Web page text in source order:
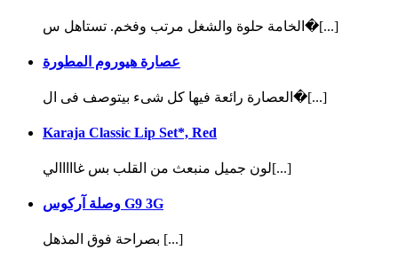
الخامة حلوة والشغل مرتب وفخم. تستاهل س�[...]
عصارة هيوروم المطورة
العصارة رائعة فيها كل شىء بيتوصف فى ال�[...]
Karaja Classic Lip Set*, Red
لون جميل منبعث من القلب بس غااااالي[...]
وصلة آركوس G9 3G
بصراحة فوق المذهل [...]